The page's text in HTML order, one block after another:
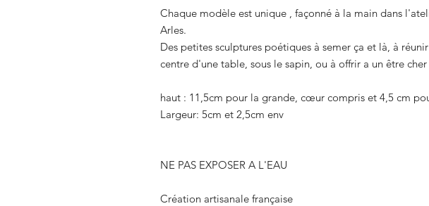
Chaque modèle est unique , façonné à la main dans
Arles.
Des petites sculptures poétiques à semer ça et là, à
centre d'une table, sous le sapin, ou à offrir a un être cher
haut : 11,5cm pour la grande, cœur compris et 4,5 cm
Largeur: 5cm et 2,5cm env
NE PAS EXPOSER A L'EAU
Création artisanale française